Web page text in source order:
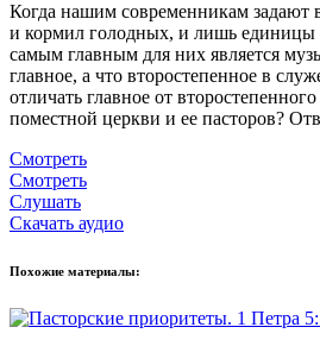
Когда нашим современникам задают
и кормил голодных, и лишь единицы
самым главным для них является
главное, а что второстепенное в
отличать главное от
поместной церкви и ее пасторов?
Смотреть
Смотреть
Слушать
Скачать аудио
Похожие материалы: